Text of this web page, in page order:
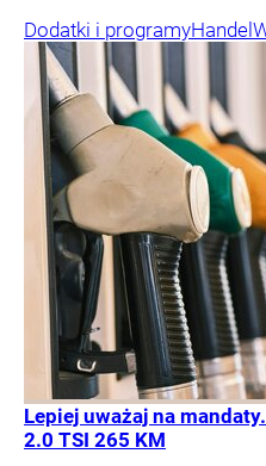
Dodatki i programyHandel
Lepiej uważaj na
2.0 TSI 265 KM